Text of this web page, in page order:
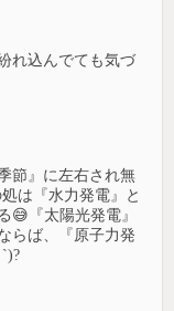
れ込んでても気づ
節』に左右され無
は『水力発電』と
😅『太陽光発電』
らば、『原子力発